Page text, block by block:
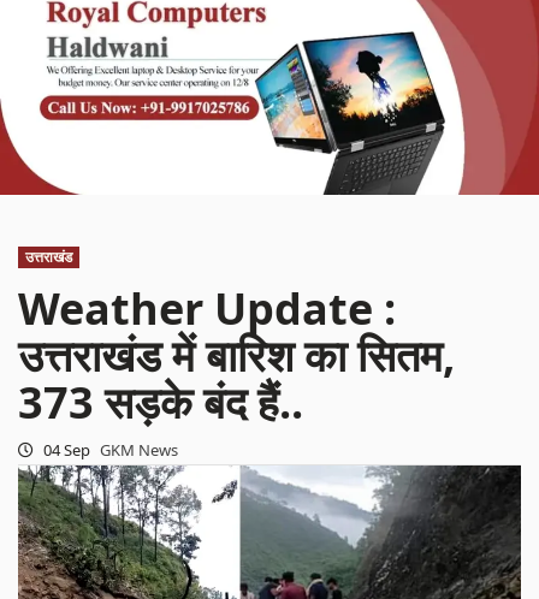
उत्तराखंड
Weather Update :
उत्तराखंड में बारिश का सितम,
373 सड़के बंद हैं..
04 Sep GKM News